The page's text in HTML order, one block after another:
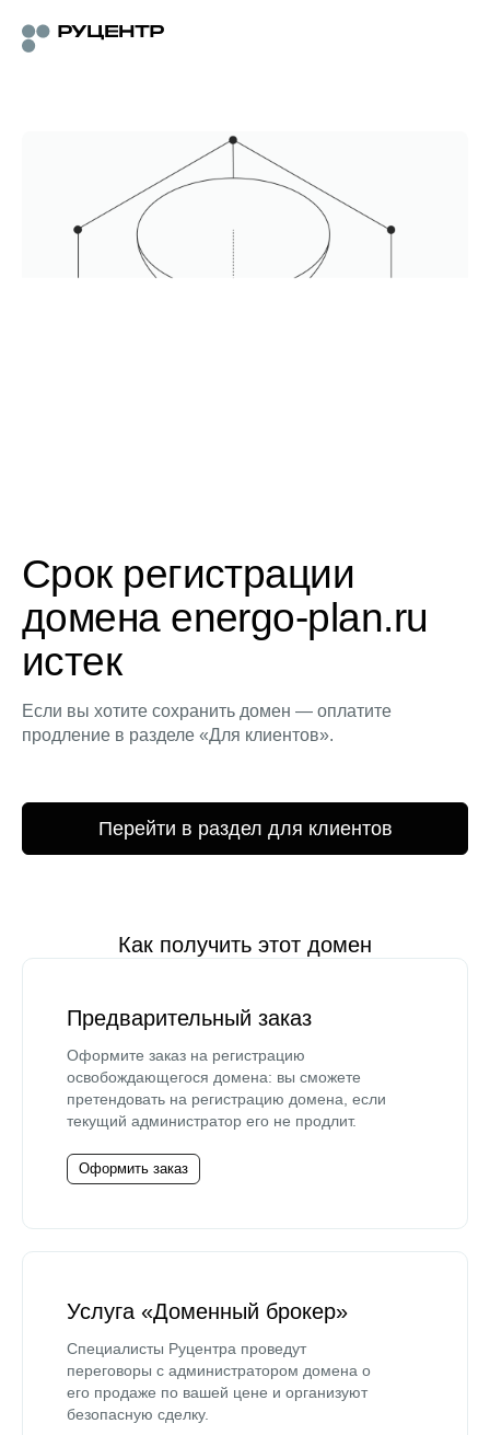
Срок регистрации
домена energo-plan.ru
истек
Если вы хотите сохранить домен — оплатите
продление в разделе «Для клиентов».
Перейти в раздел для клиентов
Как получить этот домен
Предварительный заказ
Оформите заказ на регистрацию
освобождающегося домена: вы сможете
претендовать на регистрацию домена, если
текущий администратор его не продлит.
Оформить заказ
Услуга «Доменный брокер»
Специалисты Руцентра проведут
переговоры с администратором домена о
его продаже по вашей цене и организуют
безопасную сделку.